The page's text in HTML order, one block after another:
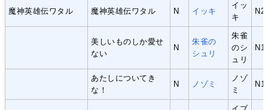
魔神英雄伝ワタル 魔神英雄伝ワタル N イッキ
イッ
キ
N2
美しいものしか愛せ
ない
N
朱雀の
シュリ
朱雀
のシ
ュリ
N1
あたしについてき
な！
N ノゾミ
ノゾ
ミ
N1